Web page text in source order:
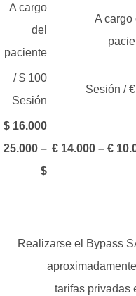
A
A cargo
del
paciente
100 $ /
Sesión
10.000
16.000 $
– 25.000
$
Realizarse el Bypass
tarifas